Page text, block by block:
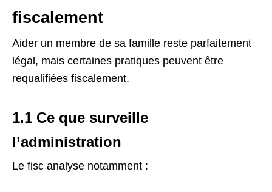
fiscalement
Aider un membre de sa famille reste parfaitement
légal, mais certaines pratiques peuvent être
requalifiées fiscalement.
1.1 Ce que surveille
l’administration
Le fisc analyse notamment :